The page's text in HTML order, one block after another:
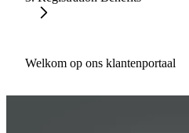
Welkom op ons klantenportaal